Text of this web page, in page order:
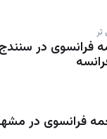
فرانسوی در
فرانسوی در